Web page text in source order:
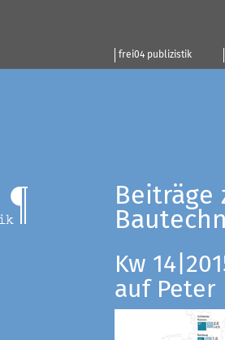
frei04 publizistik
Beiträge
Kw
auf Peter